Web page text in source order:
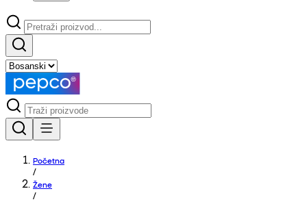
Početna
/
Žene
/